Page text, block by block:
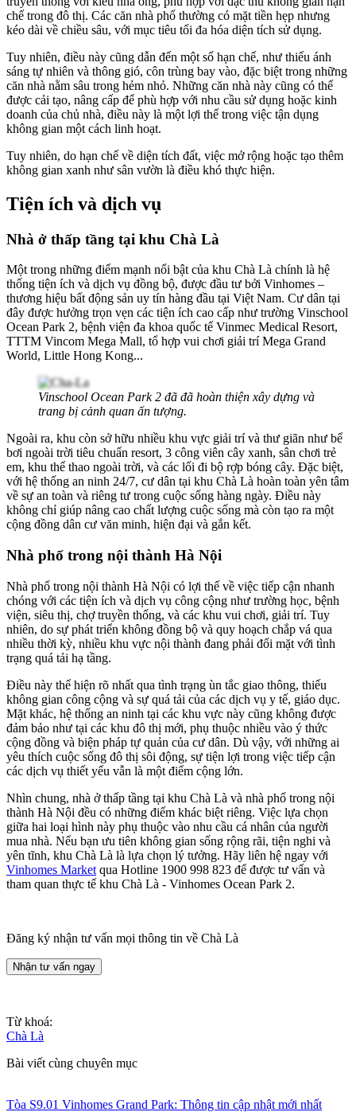
chế trong đô thị. Các căn nhà phố thường có mặt tiền hẹp nhưng
kéo dài về chiều sâu, với mục tiêu tối đa hóa diện tích sử dụng.
Tuy nhiên, điều này cũng dẫn đến một số hạn chế, như thiếu ánh
sáng tự nhiên và thông gió, côn trùng bay vào, đặc biệt trong những
căn nhà nằm sâu trong hẻm nhỏ. Những căn nhà này cũng có thể
được cải tạo, nâng cấp để phù hợp với nhu cầu sử dụng hoặc kinh
doanh của chủ nhà, điều này là một lợi thế trong việc tận dụng
không gian một cách linh hoạt.
Tuy nhiên, do hạn chế về diện tích đất, việc mở rộng hoặc tạo thêm
không gian xanh như sân vườn là điều khó thực hiện.
Tiện ích và dịch vụ
Nhà ở thấp tầng tại khu Chà Là
Một trong những điểm mạnh nổi bật của khu Chà Là chính là hệ
thống tiện ích và dịch vụ đồng bộ, được đầu tư bởi Vinhomes –
thương hiệu bất động sản uy tín hàng đầu tại Việt Nam. Cư dân tại
đây được hưởng trọn vẹn các tiện ích cao cấp như trường Vinschool
Ocean Park 2, bệnh viện đa khoa quốc tế Vinmec Medical Resort,
TTTM Vincom Mega Mall, tổ hợp vui chơi giải trí Mega Grand
World, Little Hong Kong...
Vinschool Ocean Park 2 đã đã hoàn thiện xây dựng và
trang bị cảnh quan ấn tượng.
Ngoài ra, khu còn sở hữu nhiều khu vực giải trí và thư giãn như bể
bơi ngoài trời tiêu chuẩn resort, 3 công viên cây xanh, sân chơi trẻ
em, khu thể thao ngoài trời, và các lối đi bộ rợp bóng cây. Đặc biệt,
với hệ thống an ninh 24/7, cư dân tại khu Chà Là hoàn toàn yên tâm
về sự an toàn và riêng tư trong cuộc sống hàng ngày. Điều này
không chỉ giúp nâng cao chất lượng cuộc sống mà còn tạo ra một
cộng đồng dân cư văn minh, hiện đại và gắn kết.
Nhà phố trong nội thành Hà Nội
Nhà phố trong nội thành Hà Nội có lợi thế về việc tiếp cận nhanh
chóng với các tiện ích và dịch vụ công cộng như trường học, bệnh
viện, siêu thị, chợ truyền thống, và các khu vui chơi, giải trí. Tuy
nhiên, do sự phát triển không đồng bộ và quy hoạch chắp vá qua
nhiều thời kỳ, nhiều khu vực nội thành đang phải đối mặt với tình
trạng quá tải hạ tầng.
Điều này thể hiện rõ nhất qua tình trạng ùn tắc giao thông, thiếu
không gian công cộng và sự quá tải của các dịch vụ y tế, giáo dục.
Mặt khác, hệ thống an ninh tại các khu vực này cũng không được
đảm bảo như tại các khu đô thị mới, phụ thuộc nhiều vào ý thức
cộng đồng và biện pháp tự quản của cư dân. Dù vậy, với những ai
yêu thích cuộc sống đô thị sôi động, sự tiện lợi trong việc tiếp cận
các dịch vụ thiết yếu vẫn là một điểm cộng lớn.
Nhìn chung, nhà ở thấp tầng tại khu Chà Là và nhà phố trong nội
thành Hà Nội đều có những điểm khác biệt riêng. Việc lựa chọn
giữa hai loại hình này phụ thuộc vào nhu cầu cá nhân của người
mua nhà. Nếu bạn ưu tiên không gian sống rộng rãi, tiện nghi và
yên tĩnh, khu Chà Là là lựa chọn lý tưởng. Hãy liên hệ ngay với
Vinhomes Market qua Hotline 1900 998 823 để được tư vấn và
tham quan thực tế khu Chà Là - Vinhomes Ocean Park 2.
Đăng ký nhận tư vấn mọi thông tin về Chà Là
Nhận tư vấn ngay
Từ khoá:
Chà Là
Bài viết cùng chuyên mục
Tòa S9.01 Vinhomes Grand Park: Thông tin cập nhật mới nhất